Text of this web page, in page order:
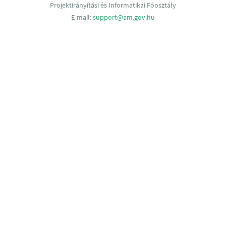
Projektirányítási és Informatikai Főosztály
E-mail:support@am.gov.hu